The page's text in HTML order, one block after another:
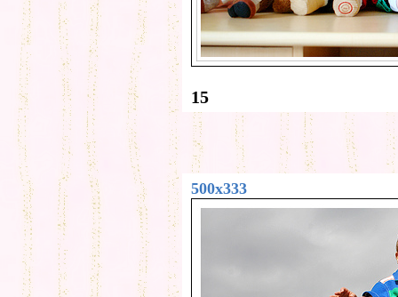
15
500x333